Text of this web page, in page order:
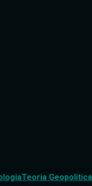
Teoria Geopolitica